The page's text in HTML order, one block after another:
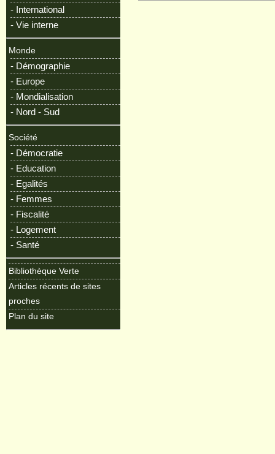
- International
- Vie interne
Monde
- Démographie
- Europe
- Mondialisation
- Nord - Sud
Société
- Démocratie
- Education
- Egalités
- Femmes
- Fiscalité
- Logement
- Santé
Bibliothèque Verte
Articles récents de sites
proches
Plan du site